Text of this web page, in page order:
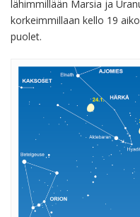
lähimmillään Marsia ja
korkeimmillaan kello 19
puolet.